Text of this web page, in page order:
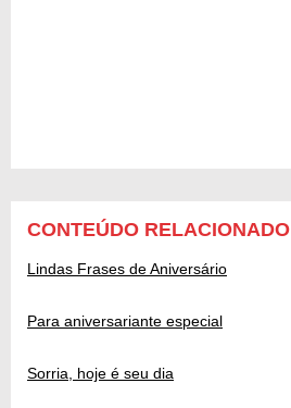
CONTEÚDO RELACIONADO
Lindas Frases de Aniversário
Para aniversariante especial
Sorria, hoje é seu dia